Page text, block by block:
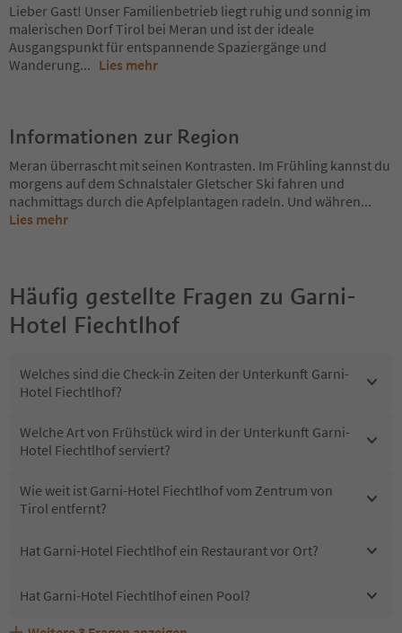
Lieber Gast! Unser Familienbetrieb liegt ruhig und sonnig im
malerischen Dorf Tirol bei Meran und ist der ideale
Ausgangspunkt für entspannende Spaziergänge und
Wanderung... Lies mehr
Informationen zur Region
Meran überrascht mit seinen Kontrasten. Im Frühling kannst du
morgens auf dem Schnalstaler Gletscher Ski fahren und
nachmittags durch die Apfelplantagen radeln. Und währen...
Lies mehr
Häufig gestellte Fragen zu Garni-
Hotel Fiechtlhof
Welches sind die Check-in Zeiten der Unterkunft Garni-
Hotel Fiechtlhof?
Welche Art von Frühstück wird in der Unterkunft Garni-
Hotel Fiechtlhof serviert?
Wie weit ist Garni-Hotel Fiechtlhof vom Zentrum von
Tirol entfernt?
Hat Garni-Hotel Fiechtlhof ein Restaurant vor Ort?
Hat Garni-Hotel Fiechtlhof einen Pool?